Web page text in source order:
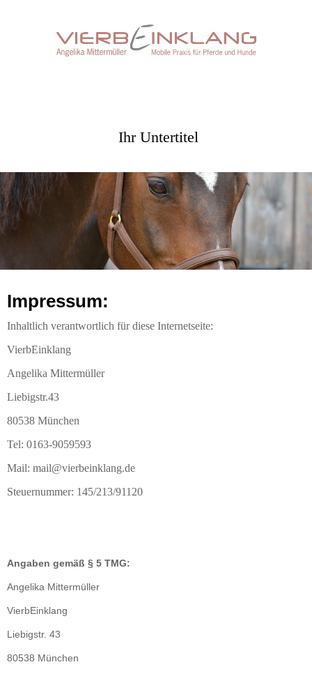
Ihr Untertitel
Impressum:
Inhaltlich verantwortlich für diese Internetseite:
VierbEinklang
Angelika Mittermüller
Liebigstr.43
80538 München
Tel: 0163-9059593
Mail: mail@vierbeinklang.de
Steuernummer: 145/213/91120
Angaben gemäß § 5 TMG:
Angelika Mittermüller
VierbEinklang
Liebigstr. 43
80538 München